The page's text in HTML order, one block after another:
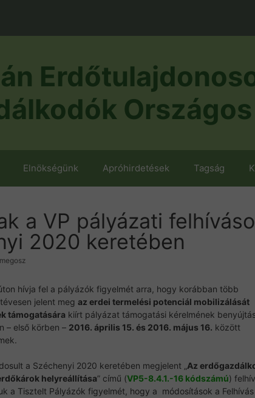
Elnökségünk Apróhirdetések Tagság
a VP pályázati
2020 keretében
hívja fel a pályázók figyelmét arra, hogy korábban több
jelent meg az erdei termelési potenciál mobilizálását
támogatására kiírt pályázat támogatási kérelmének
– első körben – 2016. április 15. és 2016. május 16. között
a Széchenyi 2020 keretében megjelent „Az
helyreállítása” című (VP5-8.4.1.-16 kódszámú)
a Tisztelt Pályázók figyelmét, hogy a módosítások a Felhívás